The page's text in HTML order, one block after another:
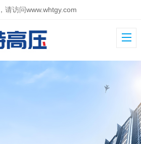
请访问www.whtgy.com